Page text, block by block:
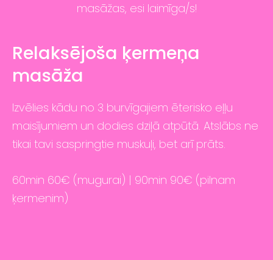
masāžas, esi laimīga/s!
Relaksējoša ķermeņa
masāža
Izvēlies kādu no 3 burvīgajiem ēterisko eļļu
maisījumiem un dodies dziļā atpūtā. Atslābs ne
tikai tavi saspringtie muskuļi, bet arī prāts.
60min 60€ (mugurai) | 90min 90€ (pilnam
ķermenim)